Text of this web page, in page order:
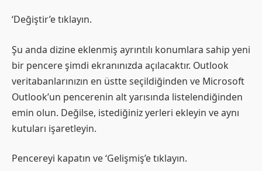
‘Değiştir’e tıklayın.
Şu anda dizine eklenmiş ayrıntılı konumlara sahip yeni
bir pencere şimdi ekranınızda açılacaktır. Outlook
veritabanlarınızın en üstte seçildiğinden ve Microsoft
Outlook’un pencerenin alt yarısında listelendiğinden
emin olun. Değilse, istediğiniz yerleri ekleyin ve aynı
kutuları işaretleyin.
Pencereyi kapatın ve ‘Gelişmiş’e tıklayın.